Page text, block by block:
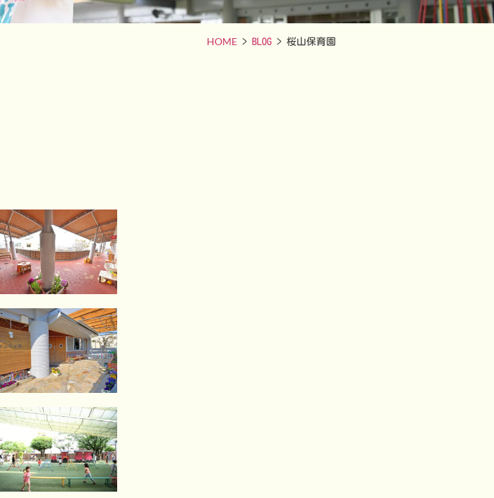
HOME > BLOG > 桜山保育園